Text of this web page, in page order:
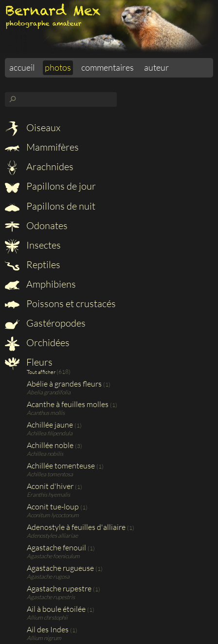
accueil photos commentaires auteur
⚲
Oiseaux
Mammifères
Arachnides
Papillons de jour
Papillons de nuit
Odonates
Insectes
Reptiles
Amphibiens
Poissons et crustacés
Gastéropodes
Orchidées
Fleurs
Tout afficher (618)
Abélie à grandes fleurs (1)
Abelia grandifolia
Acanthe à feuilles molles (1)
Acanthus mollis
Achillée jaune (1)
Achillea filipendula
Achillée noble (3)
Achillea nobilis
Achillée tomenteuse (1)
Achillea tomentosa
Aconit d'hiver (1)
Eranthis hyemalis
Aconit tue-loup (1)
Aconitum lycoctonum
Adenostyle à feuilles d'alliaire (1)
Adenostyles alliariae
Agastache fenouil (1)
Agastache foeniculum
Agastache rugueuse (1)
Agastache rugosa
Agastache rupestre (1)
Agastache rupestris
Ail à boule étoilée (1)
Allium chrstophii
Ail des Indes (1)
Allium nigrum